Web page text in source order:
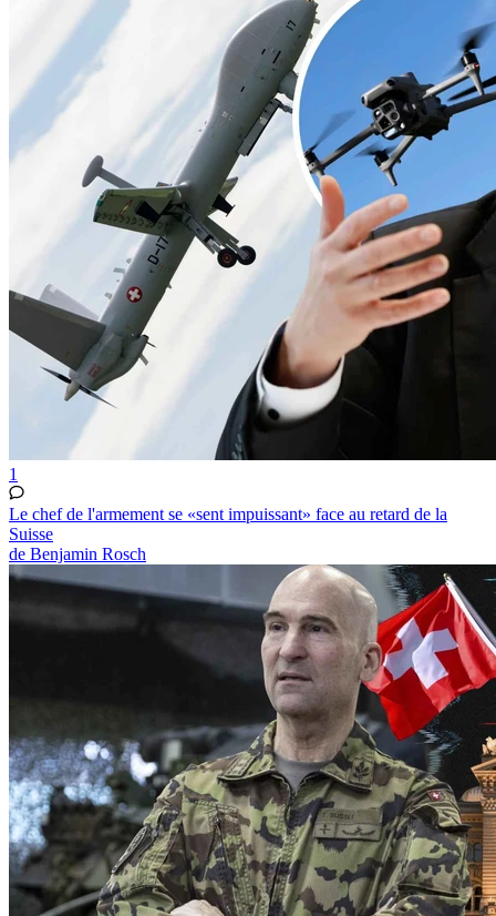
1
Le chef de l'armement se «sent impuissant» face au retard de la
Suisse
de Benjamin Rosch